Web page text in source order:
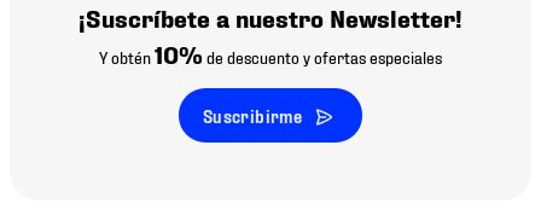
¡Suscríbete a nuestro Newsletter!
Y obtén10% de descuento y ofertas especiales
Suscribirme